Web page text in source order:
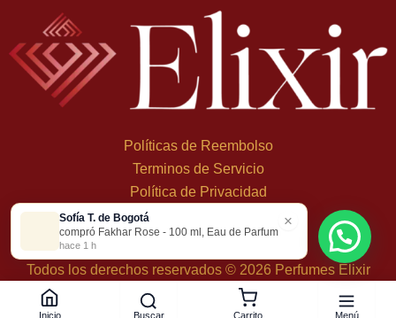
Políticas de Reembolso
Terminos de Servicio
Política de Privacidad
+57 324 248 8379
Todos los derechos reservados © 2026 Perfumes Elixir
Inicio Buscar Carrito Menú
Sofía T. de Bogotá
compró Fakhar Rose - 100 ml, Eau de Parfum
hace 1 h
×